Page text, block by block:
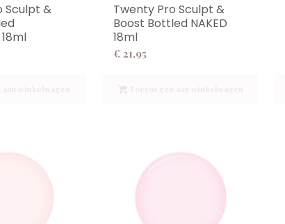
Sculpt &
18ml
Twenty Pro Sculpt &
Boost Bottled NAKED
18ml
€ 21,95